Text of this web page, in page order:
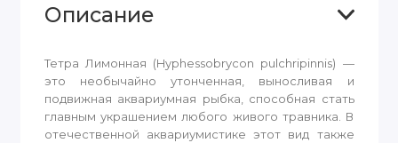
Описание
Тетра Лимонная (Hyphessobrycon pulchripinnis) —
это необычайно утонченная, выносливая и
подвижная аквариумная рыбка, способная стать
главным украшением любого живого травника. В
отечественной аквариумистике этот вид также